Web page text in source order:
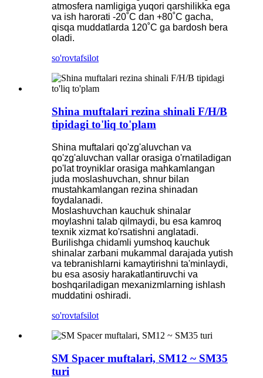
atmosfera namligiga yuqori qarshilikka ega
va ish harorati -20˚C dan +80˚C gacha,
qisqa muddatlarda 120˚C ga bardosh bera
oladi.
so'rovtafsilot
Shina muftalari rezina shinali F/H/B
tipidagi to'liq to'plam
Shina muftalari qo'zg'aluvchan va
qo'zg'aluvchan vallar orasiga o'rnatiladigan
po'lat troyniklar orasiga mahkamlangan
juda moslashuvchan, shnur bilan
mustahkamlangan rezina shinadan
foydalanadi.
Moslashuvchan kauchuk shinalar
moylashni talab qilmaydi, bu esa kamroq
texnik xizmat ko'rsatishni anglatadi.
Burilishga chidamli yumshoq kauchuk
shinalar zarbani mukammal darajada yutish
va tebranishlarni kamaytirishni ta'minlaydi,
bu esa asosiy harakatlantiruvchi va
boshqariladigan mexanizmlarning ishlash
muddatini oshiradi.
so'rovtafsilot
SM Spacer muftalari, SM12 ~ SM35
turi